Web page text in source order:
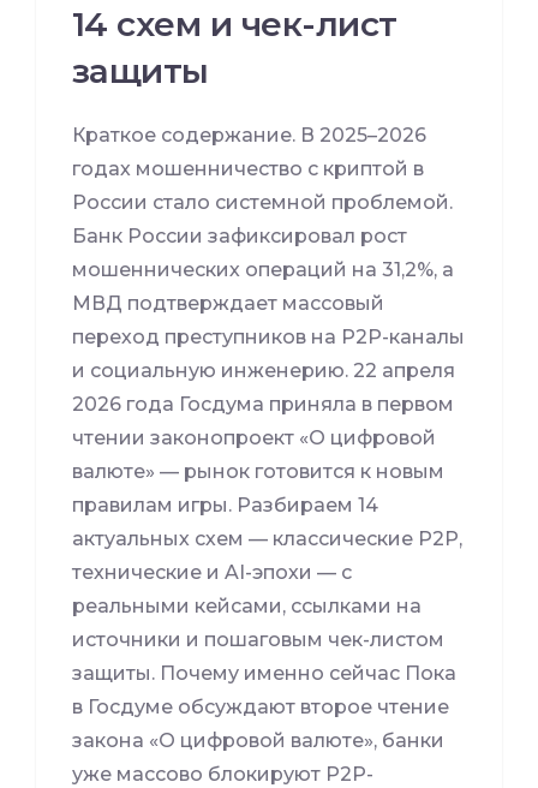
14 схем и чек-лист
защиты
Краткое содержание. В 2025–2026
годах мошенничество с криптой в
России стало системной проблемой.
Банк России зафиксировал рост
мошеннических операций на 31,2%, а
МВД подтверждает массовый
переход преступников на P2P-каналы
и социальную инженерию. 22 апреля
2026 года Госдума приняла в первом
чтении законопроект «О цифровой
валюте» — рынок готовится к новым
правилам игры. Разбираем 14
актуальных схем — классические P2P,
технические и AI-эпохи — с
реальными кейсами, ссылками на
источники и пошаговым чек-листом
защиты. Почему именно сейчас Пока
в Госдуме обсуждают второе чтение
закона «О цифровой валюте», банки
уже массово блокируют P2P-